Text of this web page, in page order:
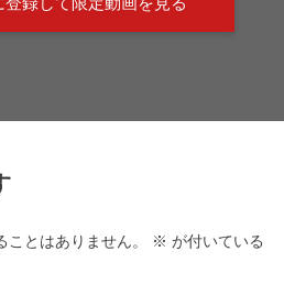
録して限定動画を見る
とはありません。 ※ が付いている